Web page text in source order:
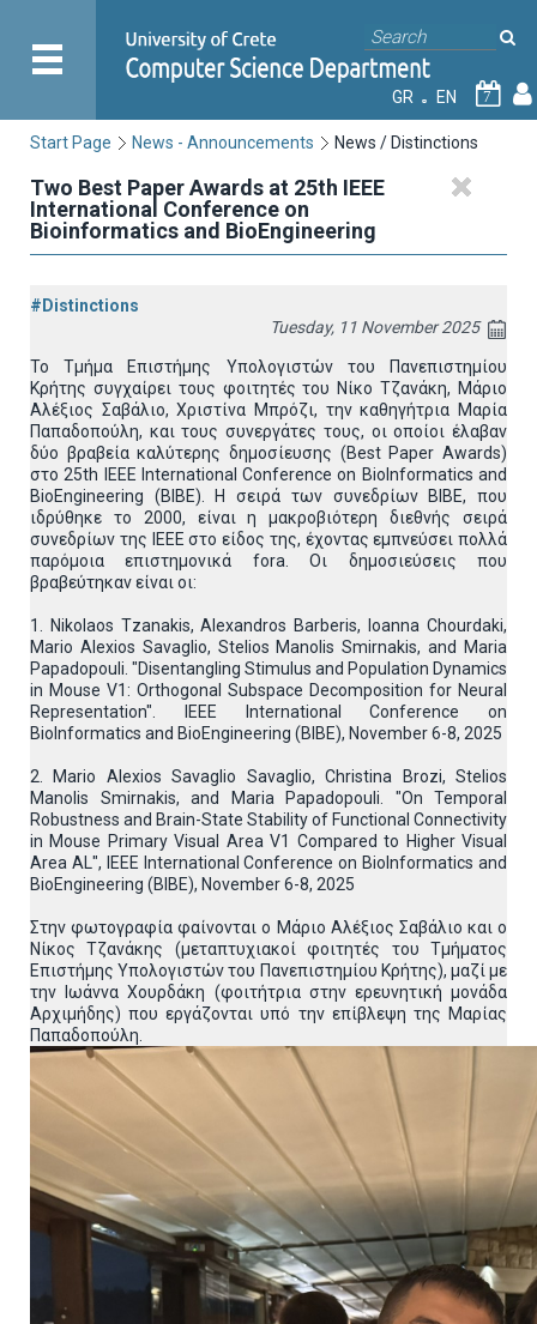
GR EN 7
Start Page News - Announcements News / Distinctions
Two Best Paper Awards at 25th IEEE
International Conference on
Bioinformatics and BioEngineering
#Distinctions
Tuesday, 11 November 2025
Το Τμήμα Επιστήμης Υπολογιστών του Πανεπιστημίου
Κρήτης συγχαίρει τους φοιτητές του Νίκο Τζανάκη, Μάριο
Αλέξιος Σαβάλιο, Χριστίνα Μπρόζι, την καθηγήτρια Μαρία
Παπαδοπούλη, και τους συνεργάτες τους, οι οποίοι έλαβαν
δύο βραβεία καλύτερης δημοσίευσης (Best Paper Awards)
στο 25th ΙΕΕΕ International Conference on BioInformatics and
BioEngineering (BIBE). Η σειρά των συνεδρίων BIBE, που
ιδρύθηκε το 2000, είναι η μακροβιότερη διεθνής σειρά
συνεδρίων της IEEE στο είδος της, έχοντας εμπνεύσει πολλά
παρόμοια επιστημονικά fora. Οι δημοσιεύσεις που
βραβεύτηκαν είναι οι:
1. Nikolaos Tzanakis, Alexandros Barberis, Ioanna Chourdaki,
Mario Alexios Savaglio, Stelios Manolis Smirnakis, and Maria
Papadopouli. "Disentangling Stimulus and Population Dynamics
in Mouse V1: Orthogonal Subspace Decomposition for Neural
Representation". IEEE International Conference on
BioInformatics and BioEngineering (BIBE), November 6-8, 2025
2. Mario Alexios Savaglio Savaglio, Christina Brozi, Stelios
Manolis Smirnakis, and Maria Papadopouli. "On Temporal
Robustness and Brain-State Stability of Functional Connectivity
in Mouse Primary Visual Area V1 Compared to Higher Visual
Area AL", IEEE International Conference on BioInformatics and
BioEngineering (BIBE), November 6-8, 2025
Στην φωτογραφία φαίνονται ο Μάριο Αλέξιος Σαβάλιο και ο
Νίκος Τζανάκης (μεταπτυχιακοί φοιτητές του Τμήματος
Επιστήμης Υπολογιστών του Πανεπιστημίου Κρήτης), μαζί με
την Ιωάννα Χουρδάκη (φοιτήτρια στην ερευνητική μονάδα
Αρχιμήδης) που εργάζονται υπό την επίβλεψη της Μαρίας
Παπαδοπούλη.